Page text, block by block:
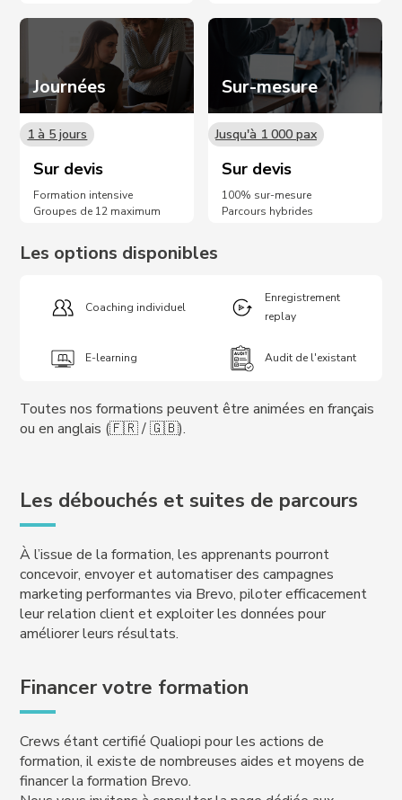
Journées
1 à 5 jours
Sur devis
Formation intensive
Groupes de 12 maximum
Sur-mesure
Jusqu'à 1 000 pax
Sur devis
100% sur-mesure
Parcours hybrides
Les options disponibles
Coaching individuel
Enregistrement
replay
E-learning Audit de l'existant
Toutes nos formations peuvent être animées en français
ou en anglais (🇫🇷 / 🇬🇧).
Les débouchés et suites de parcours
À l’issue de la formation, les apprenants pourront
concevoir, envoyer et automatiser des campagnes
marketing performantes via Brevo, piloter efficacement
leur relation client et exploiter les données pour
améliorer leurs résultats.
Financer votre formation
Crews étant certifié Qualiopi pour les actions de
formation, il existe de nombreuses aides et moyens de
financer la formation Brevo.